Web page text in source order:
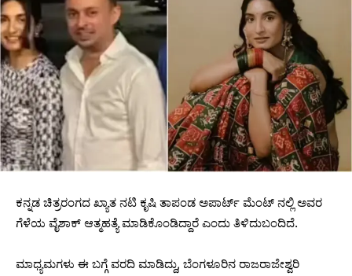
ಕನ್ನಡ ಚಿತ್ರರಂಗದ ಖ್ಯಾತ ನಟಿ ಕೃಷಿ ತಾಪಂಡ ಅಪಾರ್ಟ್ ಮೆಂಟ್ ನಲ್ಲಿ ಅವರ
ಗೆಳೆಯ ವೈಶಾಕ್ ಆತ್ಮಹತ್ಯೆ ಮಾಡಿಕೊಂಡಿದ್ದಾರೆ ಎಂದು ತಿಳಿದುಬಂದಿದೆ.
ಮಾಧ್ಯಮಗಳು ಈ ಬಗ್ಗೆ ವರದಿ ಮಾಡಿದ್ದು, ಬೆಂಗಳೂರಿನ ರಾಜರಾಜೇಶ್ವರಿ